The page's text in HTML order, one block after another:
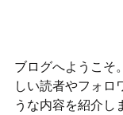
ブログへようこそ
しい読者やフォロ
うな内容を紹介し